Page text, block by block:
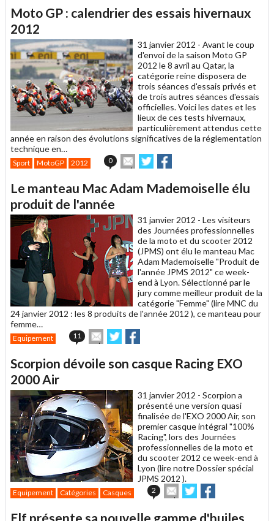
à
Moto GP : calendrier des essais hivernaux
2012
31 janvier 2012 - Avant le coup
d'envoi de la saison Moto GP
2012 le 8 avril au Qatar, la
catégorie reine disposera de
trois séances d'essais privés et
de trois autres séances d'essais
officielles. Voici les dates et les
lieux de ces tests hivernaux,
particulièrement attendus cette
année en raison des évolutions significatives de la réglementation
technique en…
Sport MotoGP 2012 0
Envoyer
cet
à
Partager
sur sur
Le manteau Mac Adam Mademoiselle élu
produit de l'année
31 janvier 2012 - Les visiteurs
des Journées professionnelles
de la moto et du scooter 2012
(JPMS) ont élu le manteau Mac
Adam Mademoiselle "Produit de
l'année JPMS 2012" ce week-
end à Lyon. Sélectionné par le
jury comme meilleur produit de la
catégorie "Femme" (lire MNC du
24 janvier 2012 : les 8 produits de l'année 2012 ), ce manteau pour
femme…
Equipement 11
Envoyer
cet
à
Partager
sur sur
Scorpion dévoile son casque Racing EXO
2000 Air
31 janvier 2012 - Scorpion a
présenté une version quasi
finalisée de l'EXO 2000 Air, son
premier casque intégral "100%
Racing", lors des Journées
professionnelles de la moto et
du scooter 2012 ce week-end à
Lyon (lire notre Dossier spécial
JPMS 2012 ).
Equipement Catégories Casques 2
Envoyer
cet
Partager
sur sur
Elf présente sa nouvelle gamme d'huiles